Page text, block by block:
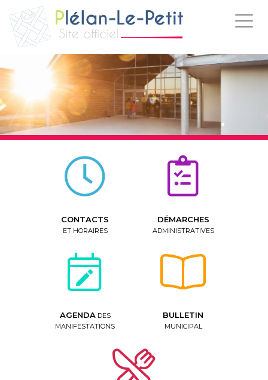
CONTACTS
ET HORAIRES
DÉMARCHES
ADMINISTRATIVES
AGENDADES
MANIFESTATIONS
BULLETIN
MUNICIPAL